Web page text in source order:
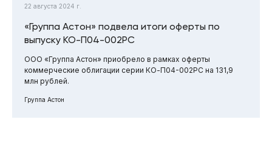
22 августа 2024 г.
«Группа Астон» подвела итоги оферты по
выпуску КО-П04-002РС
ООО «Группа Астон» приобрело в рамках оферты
коммерческие облигации серии КО-П04-002РС на 131,9
млн рублей.
Группа Астон